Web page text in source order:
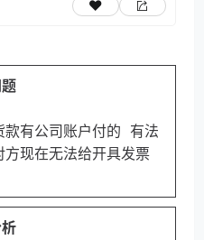
有公司账户付的 有法
现在无法给开具发票